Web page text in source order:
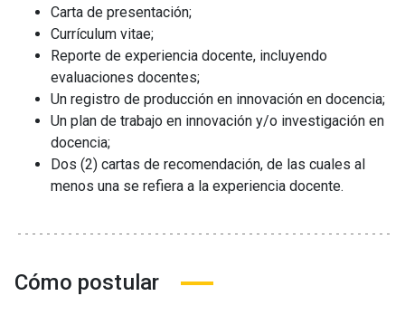
Carta de presentación;
Currículum vitae;
Reporte de experiencia docente, incluyendo
evaluaciones docentes;
Un registro de producción en innovación en docencia;
Un plan de trabajo en innovación y/o investigación en
docencia;
Dos (2) cartas de recomendación, de las cuales al
menos una se refiera a la experiencia docente.
Cómo postular